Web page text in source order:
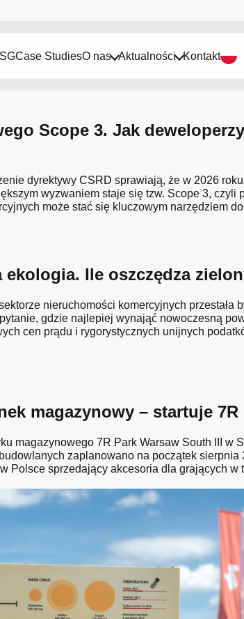
Case StudiesO nas Aktualności Kontakt
Scope 3. Jak
dyrektywy CSRD sprawiają, że w 2026
wyzwaniem staje się tzw. Scope 3,
może stać się kluczowym narzędziem
ekologia. Ile oszczędza
nieruchomości komercyjnych
gdzie najlepiej wynająć nowoczesną
cen prądu i rygorystycznych unijnych
magazynowy – startuje
magazynowego 7R Park Warsaw South III w
zaplanowano na początek
Polsce sprzedający akcesoria dla grających